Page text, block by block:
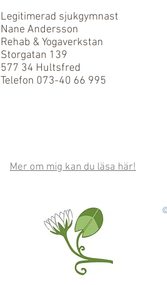
Legitimerad sjukgymnast
Nane Andersson
Rehab & Yogaverkstan
Storgatan 139
577 34 Hultsfred
Telefon 073-40 66 995
Mer om mig kan du läsa här!